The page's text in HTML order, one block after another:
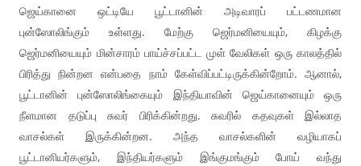
ஜெய்கானை ஒட்டியே பூட்டானின் அடிவாரப் பட்டணமான
புன்ஸோலிங்கும் உள்ளது. மேற்கு ஜெர்மனியையும், கிழக்கு
ஜெர்மனியையும் மின்சாரம் பாய்ச்சப்பட்ட முள் வேலிகள் ஒரு காலத்தில்
பிரித்து நின்றன என்பதை நாம் கேள்விப்பட்டிருக்கின்றோம். ஆனால்,
பூட்டானின் புன்ஸோலிங்கையும் இந்தியாவின் ஜெய்கானையும் ஒரு
நீளமான தடுப்பு சுவர் பிரிக்கின்றது. சுவரில் கதவுகள் இல்லாத
வாசல்கள் இருக்கின்றன. அந்த வாசல்களின் வழியாகப்
பூட்டானியர்களும், இந்தியர்களும் இங்குமங்கும் போய் வந்து